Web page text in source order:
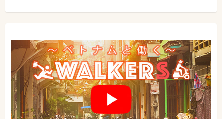
シ
ン